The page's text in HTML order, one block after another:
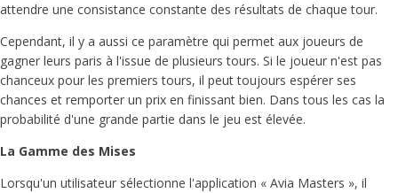
attendre une consistance constante des résultats de chaque tour.
Cependant, il y a aussi ce paramètre qui permet aux joueurs de
gagner leurs paris à l'issue de plusieurs tours. Si le joueur n'est pas
chanceux pour les premiers tours, il peut toujours espérer ses
chances et remporter un prix en finissant bien. Dans tous les cas la
probabilité d'une grande partie dans le jeu est élevée.
La Gamme des Mises
Lorsqu'un utilisateur sélectionne l'application « Avia Masters », il